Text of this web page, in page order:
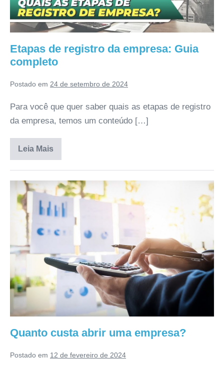
Etapas de registro da empresa: Guia
completo
Postado em 24 de setembro de 2024
Para você que quer saber quais as etapas de registro
da empresa, temos um conteúdo […]
Leia Mais
Quanto custa abrir uma empresa?
Postado em 12 de fevereiro de 2024